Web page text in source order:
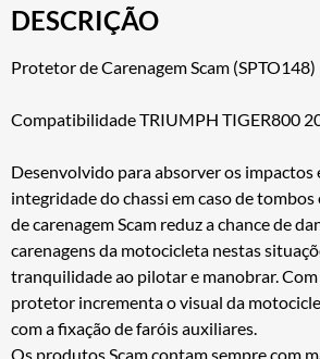
DESCRIÇÃO
Protetor de Carenagem Scam (SPTO148)
Compatibilidade TRIUMPH TIGER800
Desenvolvido para absorver os impactos
integridade do chassi em caso de
de carenagem Scam reduz a chance de
carenagens da motocicleta nestas
tranquilidade ao pilotar e manobrar.
protetor incrementa o visual da
com a fixação de faróis auxiliares.
Os produtos Scam contam sempre com